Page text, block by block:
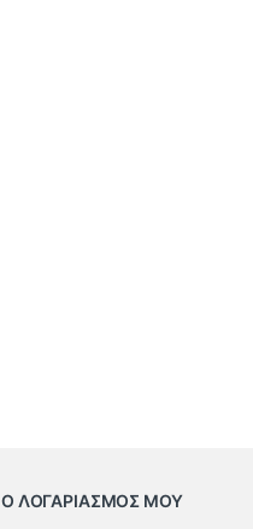
Ο ΛΟΓΑΡΙΑΣΜΟΣ ΜΟΥ